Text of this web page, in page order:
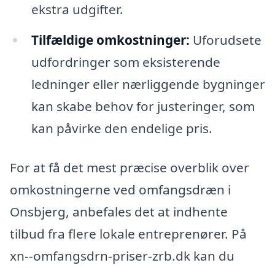
ekstra udgifter.
Tilfældige omkostninger: Uforudsete
udfordringer som eksisterende
ledninger eller nærliggende bygninger
kan skabe behov for justeringer, som
kan påvirke den endelige pris.
For at få det mest præcise overblik over
omkostningerne ved omfangsdræn i
Onsbjerg, anbefales det at indhente
tilbud fra flere lokale entreprenører. På
xn--omfangsdrn-priser-zrb.dk kan du